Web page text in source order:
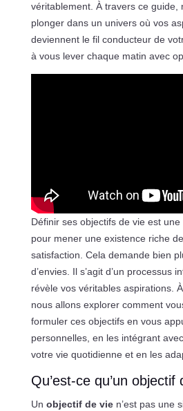
véritablement. À travers ce guide,
plonger dans un univers où vos
deviennent le fil conducteur de
à vous lever chaque matin avec
Définir ses objectifs de vie est
pour mener une existence riche
satisfaction. Cela demande bien
d’envies. Il s’agit d’un processus
révèle vos véritables aspirations.
nous allons explorer comment
formuler ces objectifs en vous
personnelles, en les intégrant
votre vie quotidienne et en les
Qu’est-ce qu’un objectif
Un objectif de vien’est pas une